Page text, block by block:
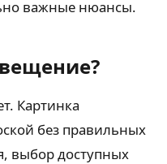
важные нюансы.
Картинка
без правильных
выбор доступных